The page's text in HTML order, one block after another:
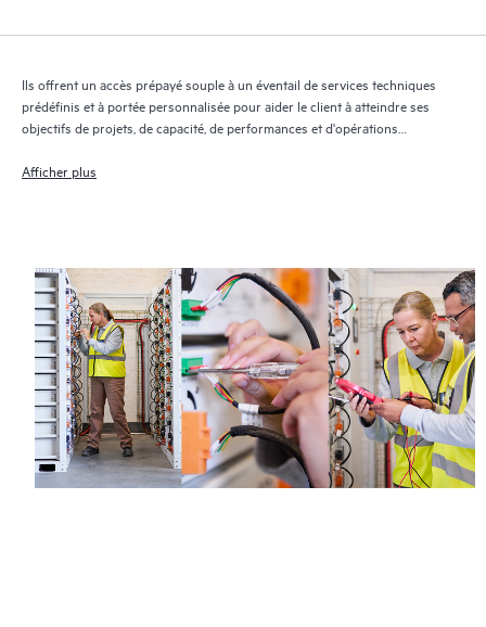
Ils offrent un accès prépayé souple à un éventail de services techniques
prédéfinis et à portée personnalisée pour aider le client à atteindre ses
objectifs de projets, de capacité, de performances et d'opérations
Afficher plus